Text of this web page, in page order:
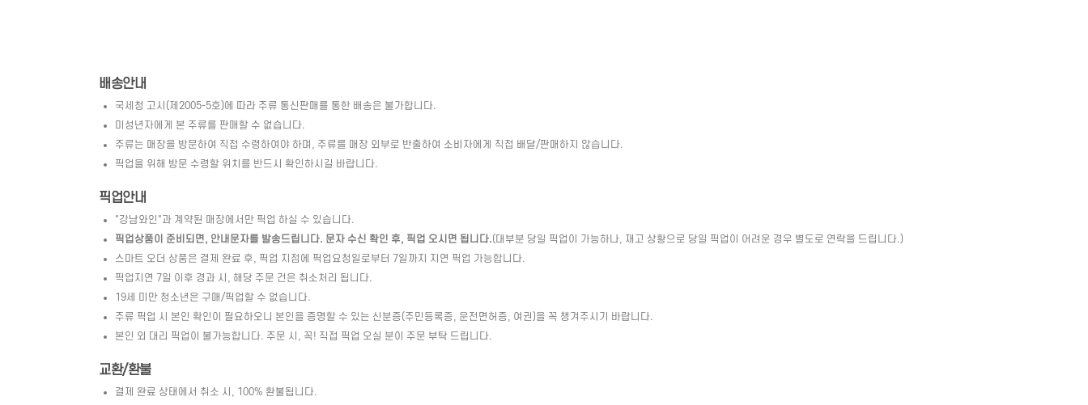
배송안내
국세청 고시(제2005-5호)에 따라 주류 통신판매를 통한 배송은 불가합니다.
미성년자에게 본 주류를 판매할 수 없습니다.
주류는 매장을 방문하여 직접 수령하여야 하며, 주류를 매장 외부로 반출하여 소비자에게 직접 배달/판매하지 않습니다.
픽업을 위해 방문 수령할 위치를 반드시 확인하시길 바랍니다.
픽업안내
"강남와인"과 계약된 매장에서만 픽업 하실 수 있습니다.
픽업상품이 준비되면, 안내문자를 발송드립니다. 문자 수신 확인 후, 픽업 오시면 됩니다.(대부분 당일 픽업이 가능하나, 재고 상황으로 당일 픽업이 어려운 경우 별도로 연락을 드립니다.)
스마트 오더 상품은 결제 완료 후, 픽업 지점에 픽업요청일로부터 7일까지 지연 픽업 가능합니다.
픽업지연 7일 이후 경과 시, 해당 주문 건은 취소처리 됩니다.
19세 미만 청소년은 구매/픽업할 수 없습니다.
주류 픽업 시 본인 확인이 필요하오니 본인을 증명할 수 있는 신분증(주민등록증, 운전면허증, 여권)을 꼭 챙겨주시기 바랍니다.
본인 외 대리 픽업이 불가능합니다. 주문 시, 꼭! 직접 픽업 오실 분이 주문 부탁 드립니다.
교환/환불
결제 완료 상태에서 취소 시, 100% 환불됩니다.